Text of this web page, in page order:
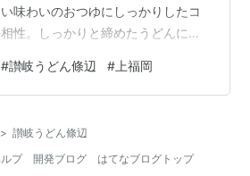
味わいのおつゆにしっかりしたコ
性。しっかりと締めたうどんに大
店だけあって朝からけっこうな賑
ので、並ぶ時間は少ないかも…。
#讃岐うどん條辺 # 上福岡
> 讃岐うどん條辺
プ 開発ブログ はてなブログトップ